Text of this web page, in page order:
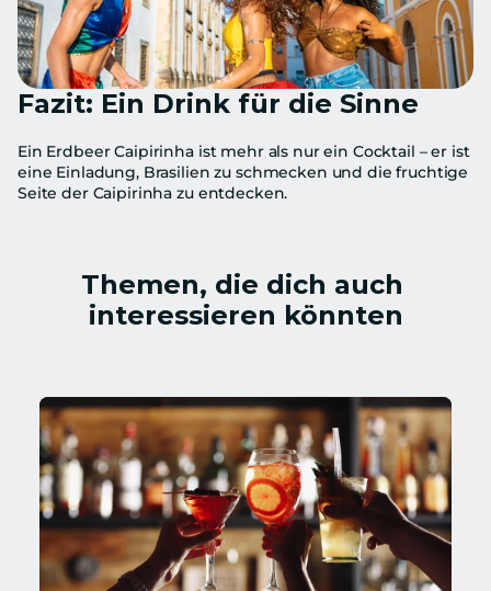
Fazit: Ein Drink für die Sinne
Ein Erdbeer Caipirinha ist mehr als nur ein Cocktail – er ist
eine Einladung, Brasilien zu schmecken und die fruchtige
Seite der Caipirinha zu entdecken.
Themen, die dich auch
interessieren könnten